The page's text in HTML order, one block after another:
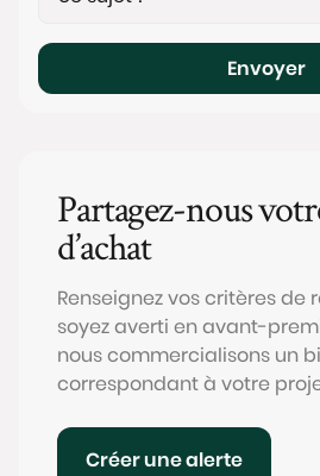
Envoyer
Partagez-nous
d’achat
Renseignez vos critères de
soyez averti en avant-
nous commercialisons un
correspondant à votre
Créer une alerte